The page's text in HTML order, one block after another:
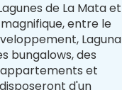
de La Mata et
entre le
Laguna
bungalows, des
appartements et
d'un